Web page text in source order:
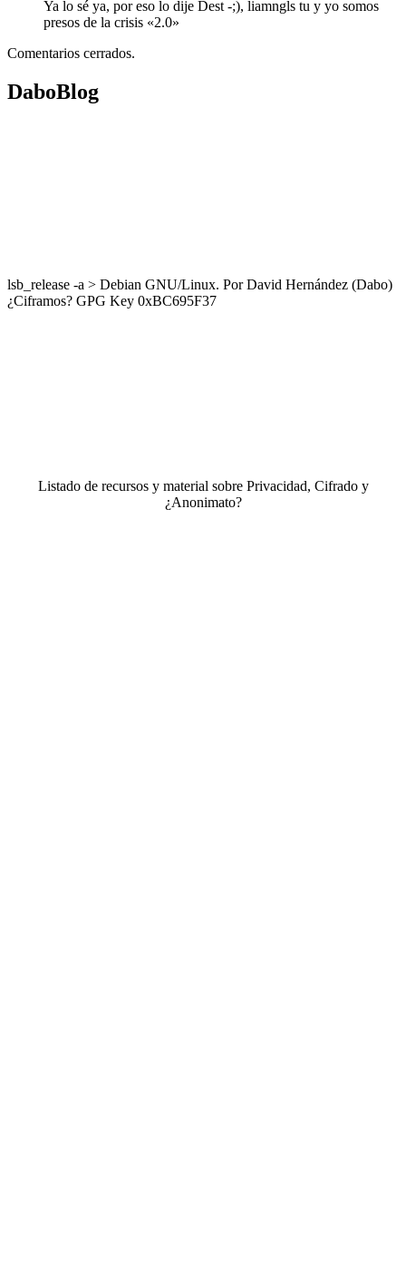
Ya lo sé ya, por eso lo dije Dest -;), liamngls tu y yo somos
presos de la crisis «2.0»
Comentarios cerrados.
DaboBlog
lsb_release -a > Debian GNU/Linux. Por David Hernández (Dabo)
¿Ciframos? GPG Key 0xBC695F37
Listado de recursos y material sobre Privacidad, Cifrado y
¿Anonimato?